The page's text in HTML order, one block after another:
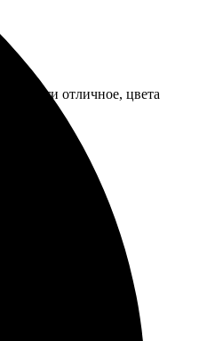
печати отличное, цвета
— книга